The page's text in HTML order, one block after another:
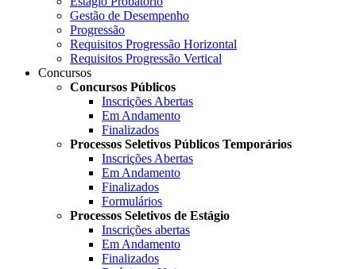
Gestão de Desempenho
Progressão
Requisitos Progressão Horizontal
Requisitos Progressão Vertical
Concursos
Concursos Públicos
Inscrições Abertas
Em Andamento
Finalizados
Processos Seletivos Públicos Temporários
Inscrições Abertas
Em Andamento
Finalizados
Formulários
Processos Seletivos de Estágio
Inscrições abertas
Em Andamento
Finalizados